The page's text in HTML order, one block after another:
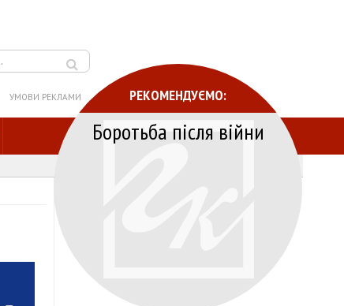
УМОВИ РЕКЛАМИ РЕКОМЕНДУЄМО:
Боротьба після війни